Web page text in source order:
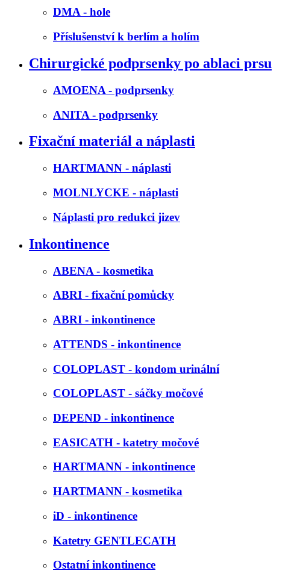
DMA - hole
Příslušenství k berlím a holím
Chirurgické podprsenky po ablaci prsu
AMOENA - podprsenky
ANITA - podprsenky
Fixační materiál a náplasti
HARTMANN - náplasti
MOLNLYCKE - náplasti
Náplasti pro redukci jizev
Inkontinence
ABENA - kosmetika
ABRI - fixační pomůcky
ABRI - inkontinence
ATTENDS - inkontinence
COLOPLAST - kondom urinální
COLOPLAST - sáčky močové
DEPEND - inkontinence
EASICATH - katetry močové
HARTMANN - inkontinence
HARTMANN - kosmetika
iD - inkontinence
Katetry GENTLECATH
Ostatní inkontinence